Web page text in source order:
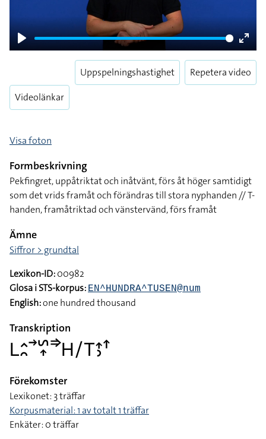
Play
Enter
Videolänkar
Uppspelningshastighet Repetera video
Visa foton
Formbeskrivning
Pekfingret, uppåtriktat och inåtvänt, förs åt höger samtidigt
som det vrids framåt och förändras till stora nyphanden // T-
handen, framåtriktad och vänstervänd, förs framåt
Ämne
Siffror > grundtal
Lexikon-ID:00982
Glosa i STS-korpus: EN^HUNDRA^TUSEN@num
English:one hundred thousand
Transkription
􌥈􌤵􌥘􌥣􌥲􌥾􌦆􌤲􌥠􌥊􌤴􌤶􌦃
Förekomster
Lexikonet: 3 träffar
Korpusmaterial: 1 av totalt 1 träffar
Enkäter: 0 träffar